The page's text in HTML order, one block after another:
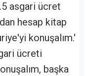
asgari ücret
hesap kitap
konuşalım.'
ücreti
başka